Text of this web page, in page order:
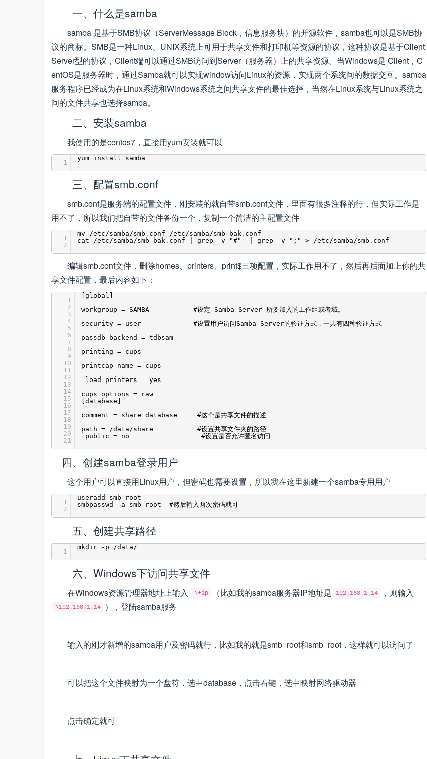
一、什么是samba
samba 是基于SMB协议（ServerMessage Block，信息服务块）的开源软件，samba也可以是SMB协
议的商标。SMB是一种Linux、UNIX系统上可用于共享文件和打印机等资源的协议，这种协议是基于Client
Server型的协议，Client端可以通过SMB访问到Server（服务器）上的共享资源。当Windows是 Client，C
entOS是服务器时，通过Samba就可以实现window访问Linux的资源，实现两个系统间的数据交互。samba
服务程序已经成为在Linux系统和Windows系统之间共享文件的最佳选择，当然在Linux系统与Linux系统之
间的文件共享也选择samba。
二、安装samba
我使用的是centos7，直接用yum安装就可以
1
yum install samba
三、配置smb.conf
smb.conf是服务端的配置文件，刚安装的就自带smb.conf文件，里面有很多注释的行，但实际工作是
用不了，所以我们把自带的文件备份一个，复制一个简洁的主配置文件
1
2
mv /etc/samba/smb . conf /etc/samba/smb_bak . conf
cat /etc/samba/smb_bak . conf | grep -v "#" | grep -v ";" > /etc/samba/smb . conf
编辑smb.conf文件，删除homes、printers、print$三项配置，实际工作用不了，然后再后面加上你的共
享文件配置，最后内容如下：
1
2
3
4
5
6
7
8
9
10
11
12
13
14
15
16
17
18
19
20
21
[global]
workgroup = SAMBA #设定 Samba Server 所要加入的工作组或者域。
security = user #设置用户访问Samba Server的验证方式，一共有四种验证方式
passdb backend = tdbsam
printing = cups
printcap name = cups
load printers = yes
cups options = raw
[database]
comment = share database #这个是共享文件的描述
path = /data/share #设置共享文件夹的路径
public = no #设置是否允许匿名访问
四、创建samba登录用户
这个用户可以直接用Linux用户，但密码也需要设置，所以我在这里新建一个samba专用用户
1
2
useradd smb_root
smbpasswd -a smb_root #然后输入两次密码就可
五、创建共享路径
1
mkdir -p /data/
六、Windows下访问共享文件
在Windows资源管理器地址上输入 \+ip （比如我的samba服务器IP地址是 192.168.1.14 ，则输入
\192.168.1.14 ），登陆samba服务
输入的刚才新增的samba用户及密码就行，比如我的就是smb_root和smb_root，这样就可以访问了
可以把这个文件映射为一个盘符，选中database，点击右键，选中映射网络驱动器
点击确定就可